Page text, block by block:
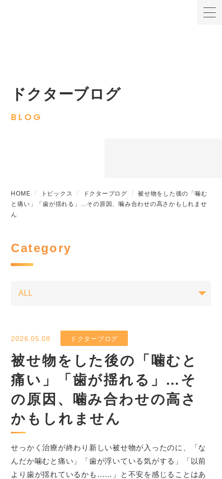
ドクターブログ
BLOG
HOME トピックス ドクターブログ
被せ物をした後の「噛む
と痛い」「歯が揺れる」…その原因、噛み合わせの高さかもしれませ
ん
Category
2026.05.08 ドクターブログ
被せ物をした後の「噛むと
痛い」「歯が揺れる」…そ
の原因、噛み合わせの高さ
かもしれません
せっかく治療が終わり新しい被せ物が入ったのに、「な
んだか噛むと痛い」「歯が浮いている気がする」「以前
より歯が揺れているかも……」と不安を感じることはあ